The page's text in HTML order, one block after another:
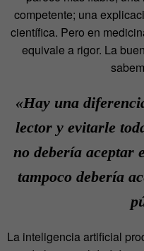
competente; una
científica. Pero en
equivale a rigor. La
«Hay una
lector y evitarle
no debería aceptar
tampoco debería
La inteligencia artificial